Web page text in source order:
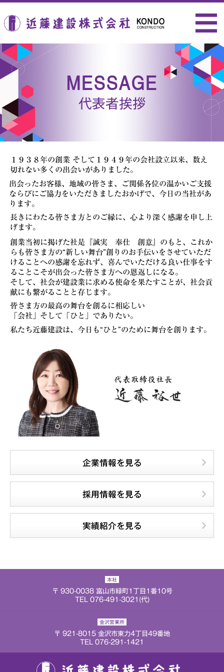
MESSAGE
代表者挨拶
１９３８年の創業 そして１９４９年の会社設立以来、 数え
切れない多くの出会いがありました。
出会ったお客様、地域の皆さま、ご関係各位の温かいご支援
ならびに ご協力をいただきましたおかげで、今日の当社があ
ります。
長きにわたる皆さま方とのご縁に、心より深く感謝を申し上
げます。
創業当初に掲げた社是『誠実 奉仕 創意』のもと、これか
らも皆さま方の“新しい舞台”創りのお手伝いをさせていただ
けることへの感謝を忘れず、喜んでいただける良い仕事をす
ることこそが出会った皆さま方への恩返しになる。
そして、社会が建設業に求める使命を果たすことが、 社会貢
献にも繋がることと存じます。
皆さま方の最高の舞台を創るに相応しい
「会社」そして「ひと」でありたい。
私たち近藤建設は、今日も“ひと”のために舞台を創ります。
企業情報を見る
採用情報を見る
実績紹介を見る
本社
〒 930-0038 富山市緑町1丁目1番10号
TEL 076-491-3021(代)
金沢営業所
〒 921-8015 金沢市東力4丁目49番地
TEL 076-291-1421